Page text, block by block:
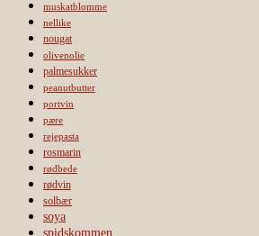
muskatblomme
nellike
nougat
olivenolie
palmesukker
peanutbutter
portvin
pære
rejepasta
rosmarin
rødbede
rødvin
solbær
soya
spidskommen